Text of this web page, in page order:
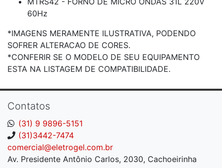
60Hz
*IMAGENS MERAMENTE ILUSTRATIVA, PODENDO
SOFRER ALTERACAO DE CORES.
*CONFERIR SE O MODELO DE SEU EQUIPAMENTO
ESTA NA LISTAGEM DE COMPATIBILIDADE.
Contatos
(31) 9 9896-5151
(31)3442-7474
comercial@eletrogel.com.br
Av. Presidente Antônio Carlos, 2030, Cachoeirinha